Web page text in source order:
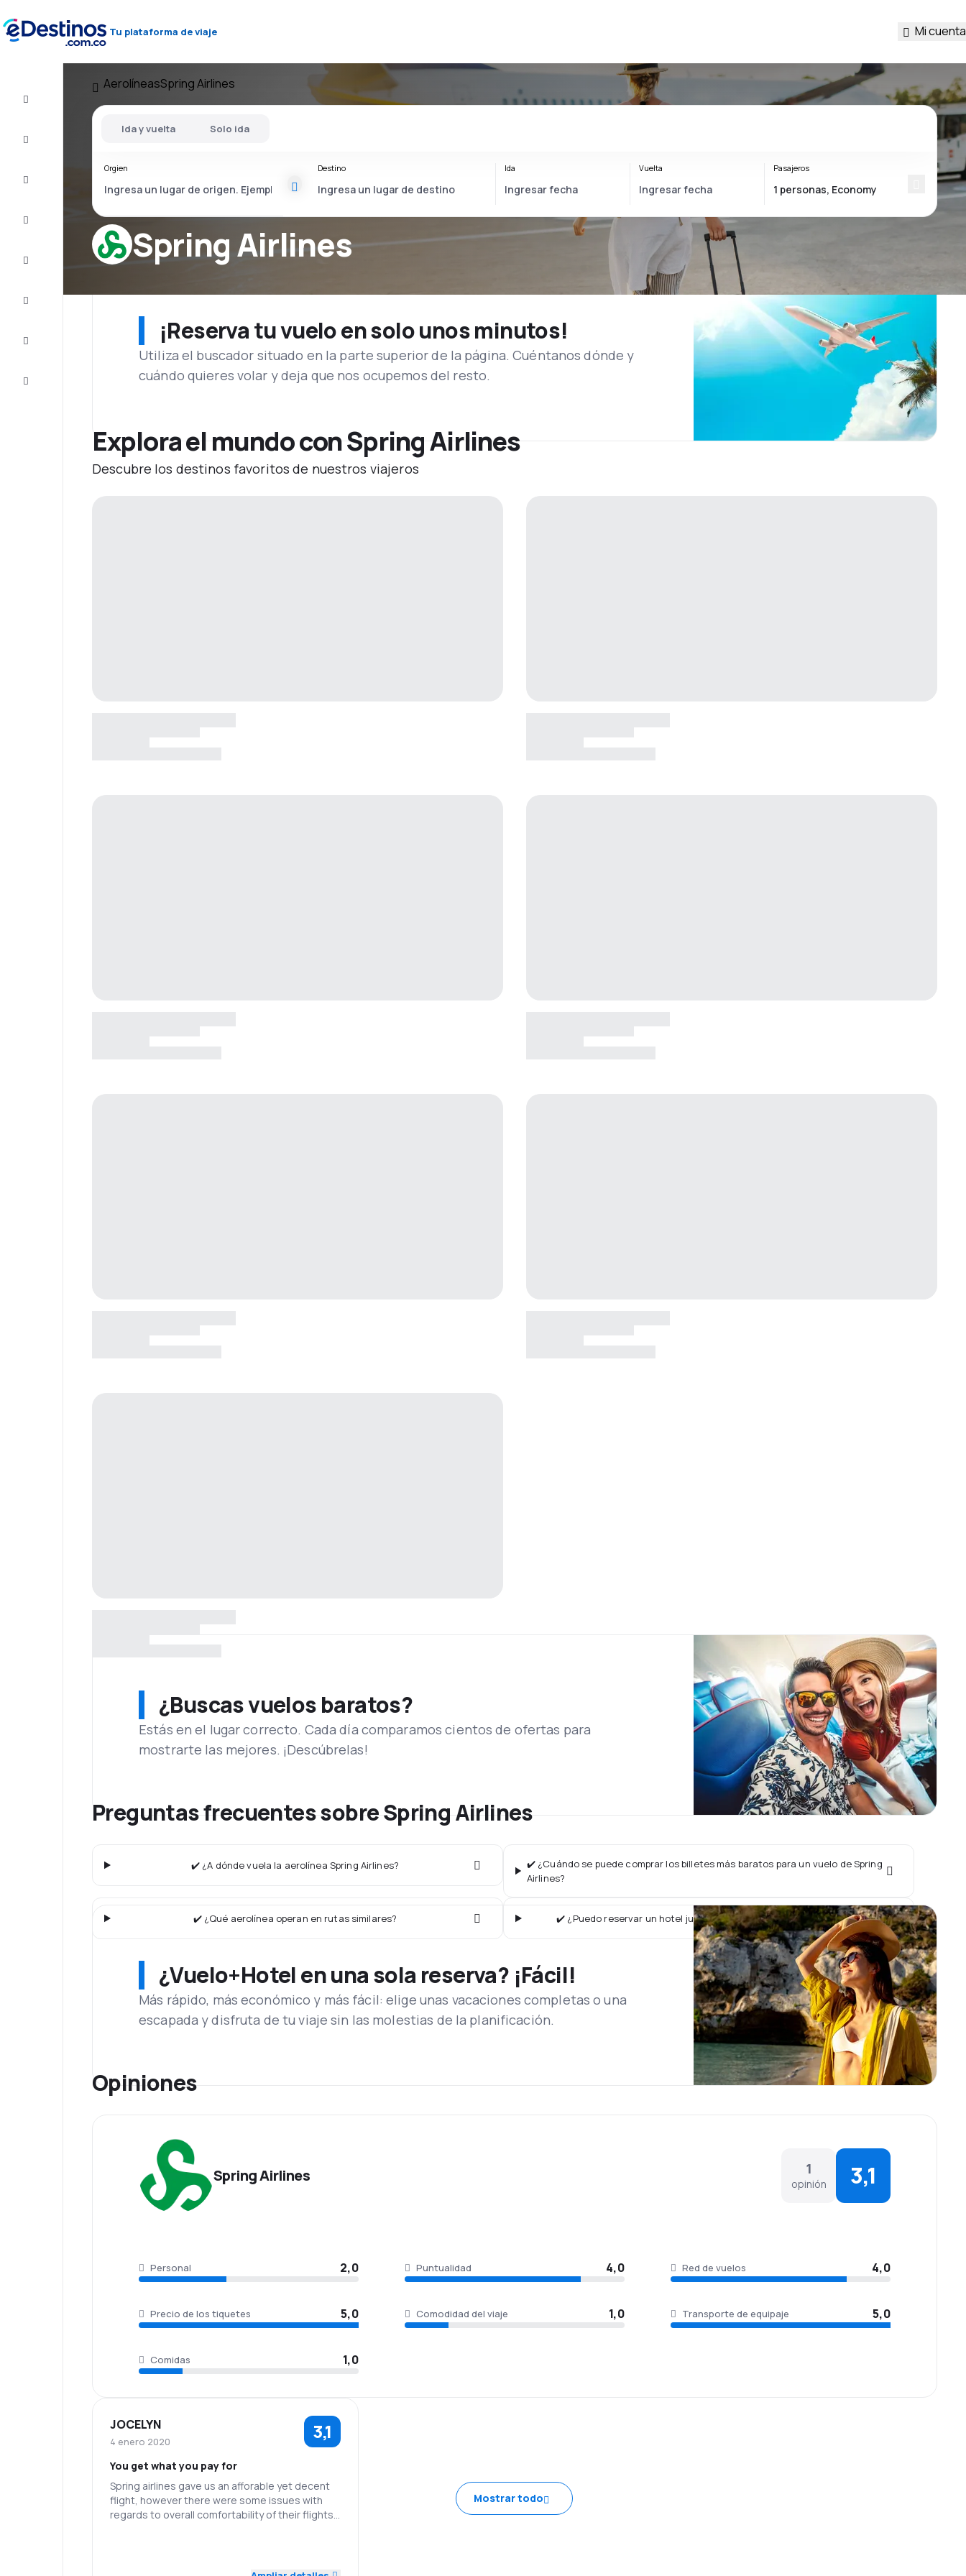
Tu plataforma de viaje Mi cuenta
Completa
AerolíneasSpring Airlines
Spring Airlines
Ida y vuelta Solo ida
Orgien Destino Ida Vuelta Pasajeros
¡Reserva tu vuelo en solo unos minutos!
Utiliza el buscador situado en la parte superior de la página. Cuéntanos dónde y
cuándo quieres volar y deja que nos ocupemos del resto.
Explora el mundo con Spring Airlines
Descubre los destinos favoritos de nuestros viajeros
¿Buscas vuelos baratos?
Estás en el lugar correcto. Cada día comparamos cientos de ofertas para
mostrarte las mejores. ¡Descúbrelas!
Preguntas frecuentes sobre Spring Airlines
✔️ ¿A dónde vuela la aerolínea Spring Airlines?
✔️ ¿Cuándo se puede comprar los billetes más baratos para un vuelo de Spring
Airlines?
✔️ ¿Qué aerolínea operan en rutas similares? ✔️ ¿Puedo reservar un hotel junto con un vuelo de Spring Airlines?
¿Vuelo+Hotel en una sola reserva? ¡Fácil!
Más rápido, más económico y más fácil: elige unas vacaciones completas o una
escapada y disfruta de tu viaje sin las molestias de la planificación.
Opiniones
Spring Airlines 1
opinión 3,1
Personal 2,0 Puntualidad 4,0 Red de vuelos 4,0
Precio de los tiquetes 5,0 Comodidad del viaje 1,0 Transporte de equipaje 5,0
Comidas 1,0
JOCELYN
4 enero 2020 3,1
You get what you pay for
Spring airlines gave us an afforable yet decent
flight, however there were some issues with
regards to overall comfortability of their flights.
airline's control, they did however did not take
Mostrar todo